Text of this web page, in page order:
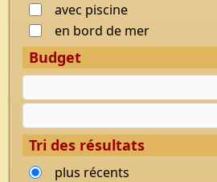
avec piscine
en bord de mer
Budget
Tri des résultats
plus récents